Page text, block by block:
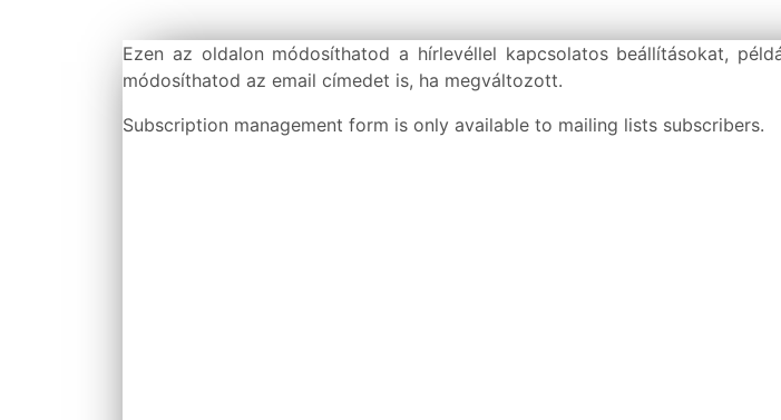
Ezen az oldalon módosíthatod a hírlevéllel kapcsolatos beállításokat,
módosíthatod az email címedet is, ha megváltozott.
Subscription management form is only available to mailing lists subscribers.